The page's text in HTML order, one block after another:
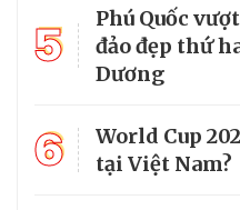
5
Phú Quốc
đảo đẹp thứ
Dương
6
World Cup
tại Việt Nam?